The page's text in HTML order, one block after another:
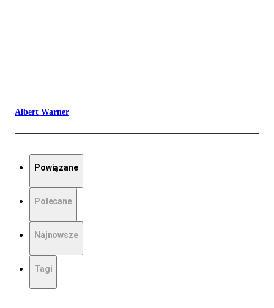
Albert Warner
Powiązane
Polecane
Najnowsze
Tagi